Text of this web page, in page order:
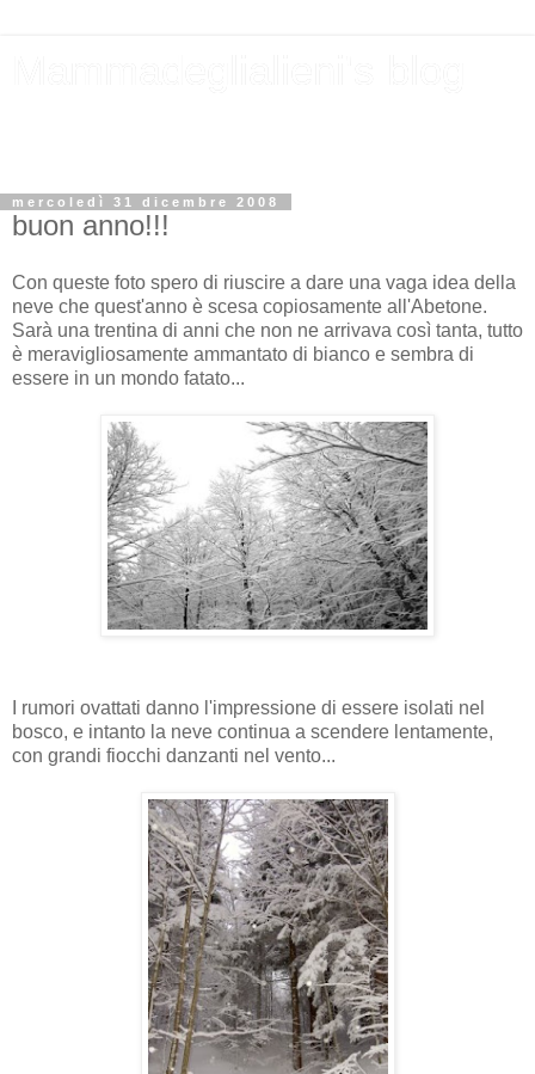
mercoledì 31 dicembre 2008
buon anno!!!
Con queste foto spero di riuscire a dare una vaga idea della
neve che quest'anno è scesa copiosamente all'Abetone.
Sarà una trentina di anni che non ne arrivava così tanta, tutto
è meravigliosamente ammantato di bianco e sembra di
essere in un mondo fatato...
I rumori ovattati danno l'impressione di essere isolati nel
bosco, e intanto la neve continua a scendere lentamente,
con grandi fiocchi danzanti nel vento...